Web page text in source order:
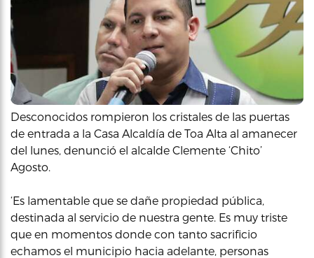
Desconocidos rompieron los cristales de las puertas
de entrada a la Casa Alcaldía de Toa Alta al amanecer
del lunes, denunció el alcalde Clemente ‘Chito’
Agosto.
‘Es lamentable que se dañe propiedad pública,
destinada al servicio de nuestra gente. Es muy triste
que en momentos donde con tanto sacrificio
echamos el municipio hacia adelante, personas